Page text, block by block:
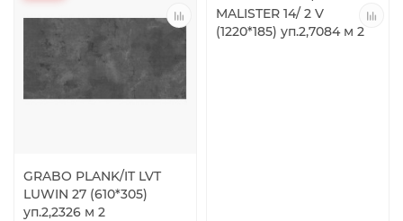
GRABO PLANK/IT LVT
LUWIN 27 (610*305)
уп.2,2326 м 2
MALISTER 14/ 2 V
(1220*185) уп.2,7084 м 2